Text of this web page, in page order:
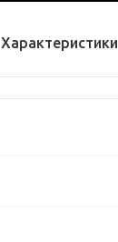
Характеристики